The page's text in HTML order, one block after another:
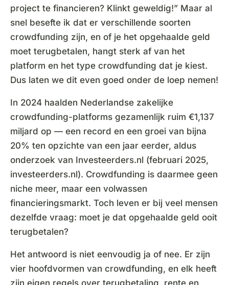
project te financieren? Klinkt geweldig!” Maar al
snel besefte ik dat er verschillende soorten
crowdfunding zijn, en of je het opgehaalde geld
moet terugbetalen, hangt sterk af van het
platform en het type crowdfunding dat je kiest.
Dus laten we dit even goed onder de loep nemen!
In 2024 haalden Nederlandse zakelijke
crowdfunding-platforms gezamenlijk ruim €1,137
miljard op — een record en een groei van bijna
20% ten opzichte van een jaar eerder, aldus
onderzoek van Investeerders.nl (februari 2025,
investeerders.nl). Crowdfunding is daarmee geen
niche meer, maar een volwassen
financieringsmarkt. Toch leven er bij veel mensen
dezelfde vraag: moet je dat opgehaalde geld ooit
terugbetalen?
Het antwoord is niet eenvoudig ja of nee. Er zijn
vier hoofdvormen van crowdfunding, en elk heeft